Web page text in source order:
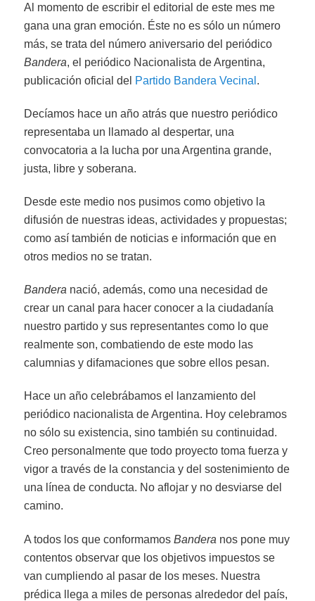
Al momento de escribir el editorial de este mes me
gana una gran emoción. Éste no es sólo un número
más, se trata del número aniversario del periódico
Bandera, el periódico Nacionalista de Argentina,
publicación oficial del Partido Bandera Vecinal .
Decíamos hace un año atrás que nuestro periódico
representaba un llamado al despertar, una
convocatoria a la lucha por una Argentina grande,
justa, libre y soberana.
Desde este medio nos pusimos como objetivo la
difusión de nuestras ideas, actividades y propuestas;
como así también de noticias e información que en
otros medios no se tratan.
Bandera nació, además, como una necesidad de
crear un canal para hacer conocer a la ciudadanía
nuestro partido y sus representantes como lo que
realmente son, combatiendo de este modo las
calumnias y difamaciones que sobre ellos pesan.
Hace un año celebrábamos el lanzamiento del
periódico nacionalista de Argentina. Hoy celebramos
no sólo su existencia, sino también su continuidad.
Creo personalmente que todo proyecto toma fuerza y
vigor a través de la constancia y del sostenimiento de
una línea de conducta. No aflojar y no desviarse del
camino.
A todos los que conformamosBandera nos pone muy
contentos observar que los objetivos impuestos se
van cumpliendo al pasar de los meses. Nuestra
prédica llega a miles de personas alrededor del país,